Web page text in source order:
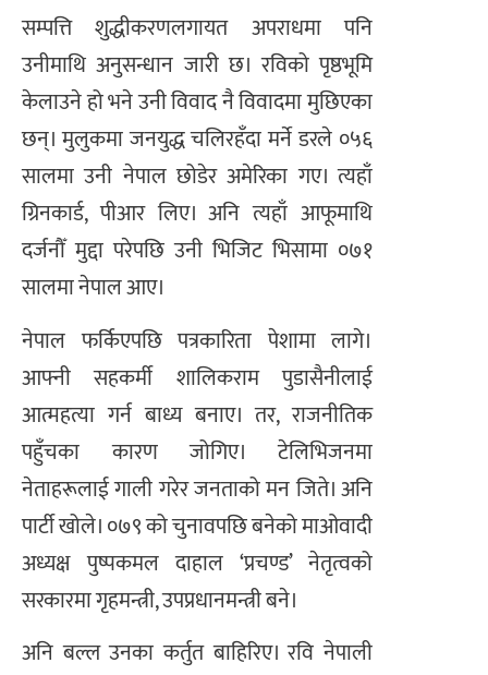
सम्पत्ति शुद्धीकरणलगायत अपराधमा पनि
उनीमाथि अनुसन्धान जारी छ। रविको पृष्ठभूमि
केलाउने हो भने उनी विवाद नै विवादमा मुछिएका
छन्। मुलुकमा जनयुद्ध चलिरहँदा मर्ने डरले ०५६
सालमा उनी नेपाल छोडेर अमेरिका गए। त्यहाँ
ग्रिनकार्ड, पीआर लिए। अनि त्यहाँ आफूमाथि
दर्जनौँ मुद्दा परेपछि उनी भिजिट भिसामा ०७१
सालमा नेपाल आए।
नेपाल फर्किएपछि पत्रकारिता पेशामा लागे।
आफ्नी सहकर्मी शालिकराम पुडासैनीलाई
आत्महत्या गर्न बाध्य बनाए। तर, राजनीतिक
पहुँचका कारण जोगिए। टेलिभिजनमा
नेताहरूलाई गाली गरेर जनताको मन जिते। अनि
पार्टी खोले। ०७९ को चुनावपछि बनेको माओवादी
अध्यक्ष पुष्पकमल दाहाल ‘प्रचण्ड’ नेतृत्वको
सरकारमा गृहमन्त्री, उपप्रधानमन्त्री बने।
अनि बल्ल उनका कर्तुत बाहिरिए। रवि नेपाली